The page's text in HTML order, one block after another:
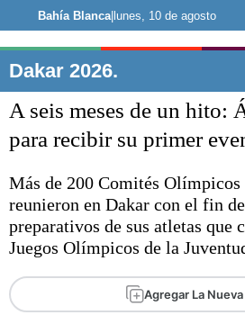
Noticias
La ciudad
Punta
El mundo
Deportes
Liga del
Fútbol
Federal A
Arte y cultura
Aplausos
Bahía Blanca|lunes, 10 de agosto
Dakar 2026.
A seis meses de un hito:
para recibir su primer
Más de 200 Comités Olímpicos
reunieron en Dakar con el fin
preparativos de sus atletas que
Juegos Olímpicos de la
Agregar La Nueva